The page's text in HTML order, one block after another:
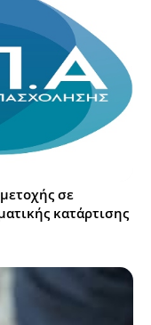
σε
κατάρτισης